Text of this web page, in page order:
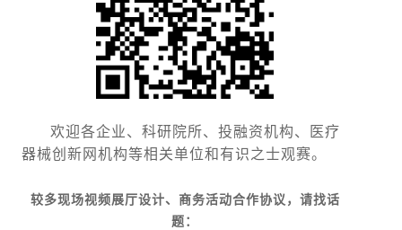
欢迎各企业、科研院所、投融资机构、医疗
器械创新网机构等相关单位和有识之士观赛。
较多现场视频展厅设计、商务活动合作协议，请找话
题：